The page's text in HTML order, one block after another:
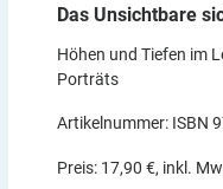
Das Unsichtbare
Höhen und Tiefen im
Porträts
Artikelnummer: ISBN
Preis: 17,90 €, inkl.